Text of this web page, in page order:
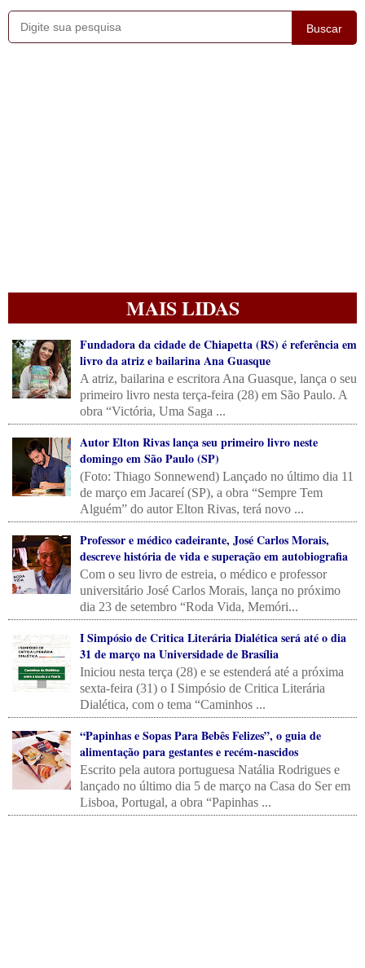
Buscar
MAIS LIDAS
Fundadora da cidade de Chiapetta (RS) é referência em
livro da atriz e bailarina Ana Guasque
A atriz, bailarina e escritora Ana Guasque, lança o seu
primeiro livro nesta terça-feira (28) em São Paulo. A
obra “Victória, Uma Saga ...
Autor Elton Rivas lança seu primeiro livro neste
domingo em São Paulo (SP)
(Foto: Thiago Sonnewend) Lançado no último dia 11
de março em Jacareí (SP), a obra “Sempre Tem
Alguém” do autor Elton Rivas, terá novo ...
Professor e médico cadeirante, José Carlos Morais,
descreve história de vida e superação em autobiografia
Com o seu livro de estreia, o médico e professor
universitário José Carlos Morais, lança no próximo
dia 23 de setembro “Roda Vida, Memóri...
I Simpósio de Critica Literária Dialética será até o dia
31 de março na Universidade de Brasília
Iniciou nesta terça (28) e se estenderá até a próxima
sexta-feira (31) o I Simpósio de Critica Literária
Dialética, com o tema “Caminhos ...
“Papinhas e Sopas Para Bebês Felizes”, o guia de
alimentação para gestantes e recém-nascidos
Escrito pela autora portuguesa Natália Rodrigues e
lançado no último dia 5 de março na Casa do Ser em
Lisboa, Portugal, a obra “Papinhas ...